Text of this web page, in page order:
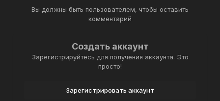
Вы должны быть пользователем, чтобы оставить
комментарий
Создать аккаунт
Зарегистрируйтесь для получения аккаунта. Это
просто!
Зарегистрировать аккаунт